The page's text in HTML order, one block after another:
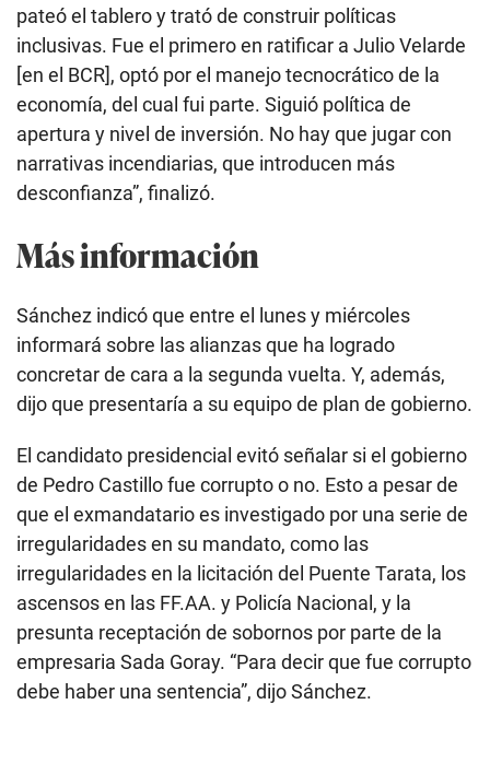
pateó el tablero y trató de construir políticas
inclusivas. Fue el primero en ratificar a Julio Velarde
[en el BCR], optó por el manejo tecnocrático de la
economía, del cual fui parte. Siguió política de
apertura y nivel de inversión. No hay que jugar con
narrativas incendiarias, que introducen más
desconfianza”, finalizó.
Más información
Sánchez indicó que entre el lunes y miércoles
informará sobre las alianzas que ha logrado
concretar de cara a la segunda vuelta. Y, además,
dijo que presentaría a su equipo de plan de gobierno.
El candidato presidencial evitó señalar si el gobierno
de Pedro Castillo fue corrupto o no. Esto a pesar de
que el exmandatario es investigado por una serie de
irregularidades en su mandato, como las
irregularidades en la licitación del Puente Tarata, los
ascensos en las FF.AA. y Policía Nacional, y la
presunta receptación de sobornos por parte de la
empresaria Sada Goray. “Para decir que fue corrupto
debe haber una sentencia”, dijo Sánchez.